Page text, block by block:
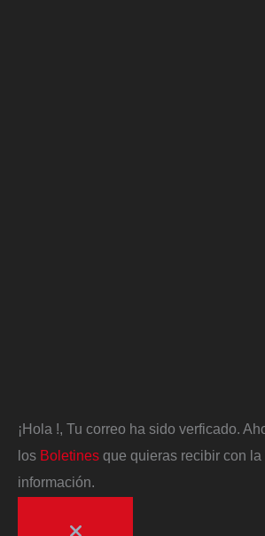
¡Hola !, Tu correo ha sido verficado.
los Boletines que quieras recibir con la
información.